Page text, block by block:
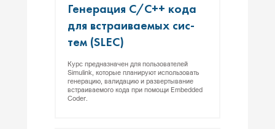
Ге­нера­ция C/C++ ко­да
для встра­ива­емых сис­
тем (SLEC)
Курс предназначен для пользователей
Simulink, которые планируют использовать
генерацию, валидацию и развертывание
встраиваемого кода при помощи Embedded
Coder.